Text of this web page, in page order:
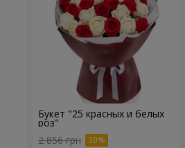
Букет "25 красных и белых
роз"
2 856 грн